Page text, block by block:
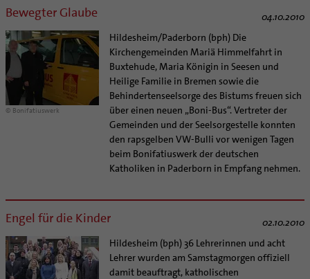
Bewegter Glaube 04.10.2010
© Bonifatiuswerk
Hildesheim/Paderborn (bph) Die
Kirchengemeinden Mariä Himmelfahrt in
Buxtehude, Maria Königin in Seesen und
Heilige Familie in Bremen sowie die
Behindertenseelsorge des Bistums freuen sich
über einen neuen „Boni-Bus“. Vertreter der
Gemeinden und der Seelsorgestelle konnten
den rapsgelben VW-Bulli vor wenigen Tagen
beim Bonifatiuswerk der deutschen
Katholiken in Paderborn in Empfang nehmen.
Engel für die Kinder 02.10.2010
Hildesheim (bph) 36 Lehrerinnen und acht
Lehrer wurden am Samstagmorgen offiziell
damit beauftragt, katholischen